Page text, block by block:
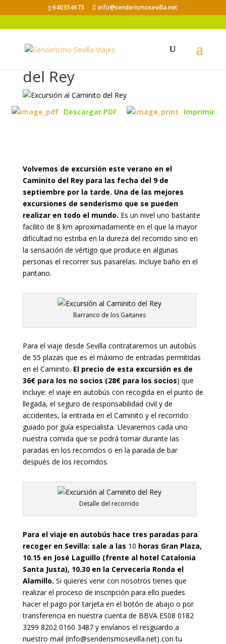
640354673 info@senderismosevilla.net
Verano en el Caminito
del Rey
Descargar PDF Imprimir
Volvemos de excursión este verano en el
Caminito del Rey para las fecha del 9 de
septiembre por la tarde. Una de las mejores
excursiones de senderismo que se pueden
realizar en todo el mundo. Es un nivel uno bastante
facilito de 8 km aproximadamente en el que la mayor
dificultad no estriba en la dureza del recorrido sino en
la sensación de vértigo que produce en algunas
personas el recorrer sus pasarelas. Incluye baño en el
pantano.
Barranco de los Gaitanes
Para el viaje desde Sevilla contrataremos un autobús
de 55 plazas que es el máximo de entradas permitidas
en el Caminito. El precio de esta excursión es de
36€ para los no socios (28€ para los socios) que
incluye: el viaje en autobús con recogida en el punto de
llegada, el seguro de responsabilidad civil y de
accidentes, la entrada en el Caminito y el recorrido
guiado por guía especialista. Llevaremos cada uno
nuestra comida que se podrá tomar durante las
paradas en los recorridos o en la parada de bar
después de los recorridos.
Detalle del recorrido
Para el viaje en autobús hace tres paradas para
recoger en Sevilla: sale a las 10 horas Gran Plaza,
10.15 en José Laguillo (frente al hotel Catalonia
Santa Justa), 10.30 en la Cervecería Ronda el
Alamillo. Si quieres venir con nosotros tienes que
realizar el proceso de inscripción para ello puedes
hacer el pago por tarjeta en el botón de abajo o por
transferencia en nuestra cuenta de BBVA ES08 0182
3299 8202 0160 3487 y envíanos el resguardo a
nuestro mail (info@senderismosevilla.net) con tu